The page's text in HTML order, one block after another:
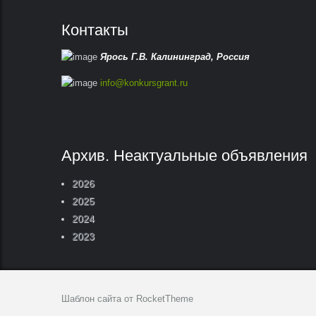
Контакты
Ярось Г.В. Калининград, Россия
info@konkursgrant.ru
Архив. Неактуальные объявления
2026
2025
2024
2023
Шаблон сайта от RocketTheme